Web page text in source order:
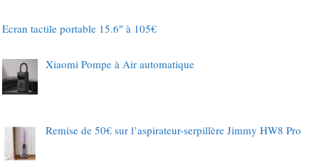
Ecran tactile portable 15.6″ à 105€
Xiaomi Pompe à Air automatique
Remise de 50€ sur l’aspirateur-serpillère Jimmy HW8 Pro